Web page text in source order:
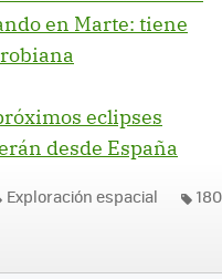
en Marte: tiene
eclipses
desde España
Exploración espacial 180